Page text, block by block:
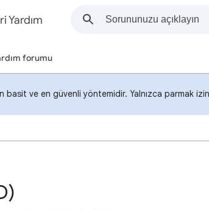
Yardım
forumu
basit ve en güvenli yöntemidir. Yalnızca parmak